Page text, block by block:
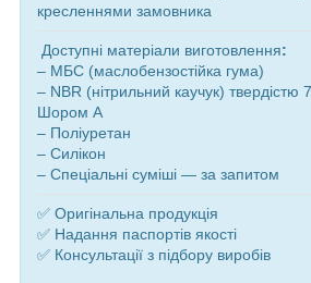
кресленнями замовника
Доступні матеріали виготовлення:
– МБС (маслобензостійка гума)
– NBR (нітрильний каучук) твердістю
Шором A
– Поліуретан
– Силікон
– Спеціальні суміші — за запитом
✅ Оригінальна продукція
✅ Надання паспортів якості
✅ Консультації з підбору виробів